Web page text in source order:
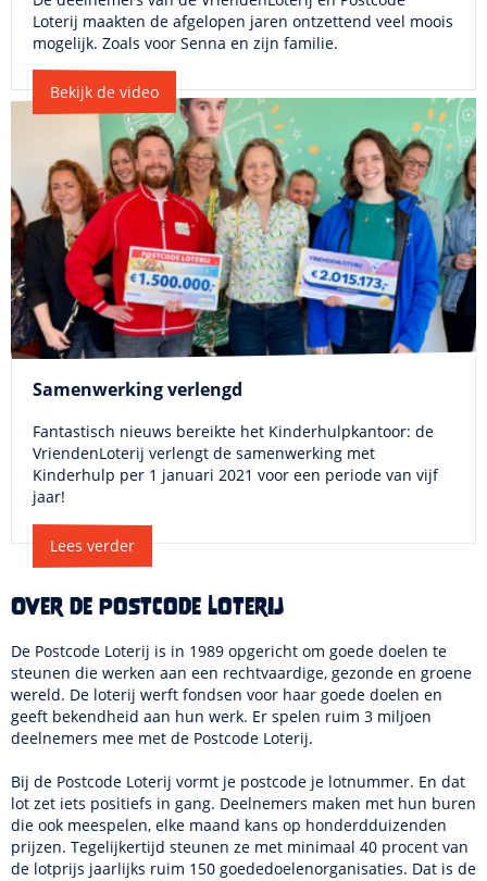
Samenwerking verlengd
Fantastisch nieuws bereikte het Kinderhulpkantoor: de
VriendenLoterij verlengt de samenwerking met
Kinderhulp per 1 januari 2021 voor een periode van vijf
jaar!
Lees verder
Loterij maakten de afgelopen jaren ontzettend veel moois
mogelijk. Zoals voor Senna en zijn familie.
Bekijk de video
Over de Postcode Loterij
De Postcode Loterij is in 1989 opgericht om goede doelen te
steunen die werken aan een rechtvaardige, gezonde en groene
wereld. De loterij werft fondsen voor haar goede doelen en
geeft bekendheid aan hun werk. Er spelen ruim 3 miljoen
deelnemers mee met de Postcode Loterij.
Bij de Postcode Loterij vormt je postcode je lotnummer. En dat
lot zet iets positiefs in gang. Deelnemers maken met hun buren
die ook meespelen, elke maand kans op honderdduizenden
prijzen. Tegelijkertijd steunen ze met minimaal 40 procent van
de lotprijs jaarlijks ruim 150 goededoelenorganisaties. Dat is de